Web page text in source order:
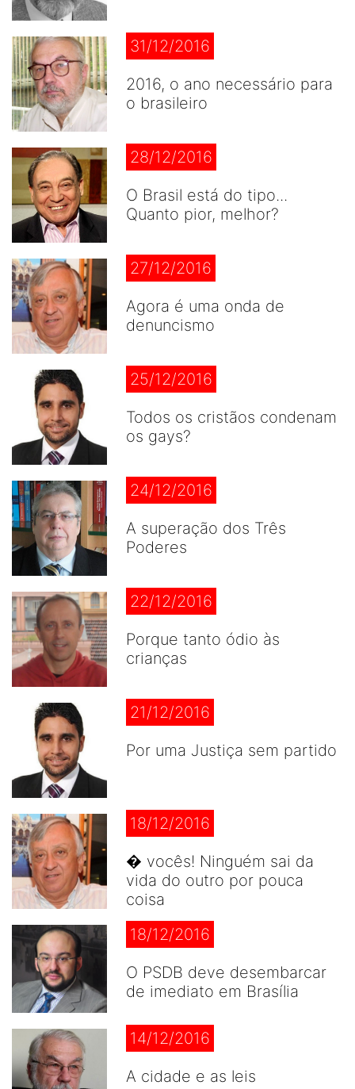
31/12/2016
2016, o ano necessário para
o brasileiro
28/12/2016
O Brasil está do tipo...
Quanto pior, melhor?
27/12/2016
Agora é uma onda de
denuncismo
25/12/2016
Todos os cristãos condenam
os gays?
24/12/2016
A superação dos Três
Poderes
22/12/2016
Porque tanto ódio às
crianças
21/12/2016
Por uma Justiça sem partido
18/12/2016
� vocês! Ninguém sai da
vida do outro por pouca
coisa
18/12/2016
O PSDB deve desembarcar
de imediato em Brasília
14/12/2016
A cidade e as leis